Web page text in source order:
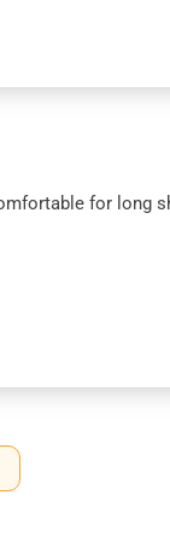
for long